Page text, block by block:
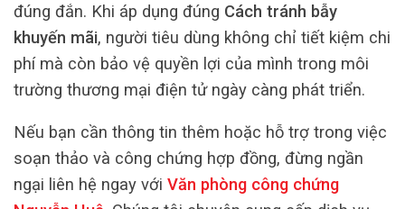
đúng đắn. Khi áp dụng đúng Cách tránh bẫy
khuyến mãi, người tiêu dùng không chỉ tiết kiệm chi
phí mà còn bảo vệ quyền lợi của mình trong môi
trường thương mại điện tử ngày càng phát triển.
Nếu bạn cần thông tin thêm hoặc hỗ trợ trong việc
soạn thảo và công chứng hợp đồng, đừng ngần
ngại liên hệ ngay với Văn phòng công chứng